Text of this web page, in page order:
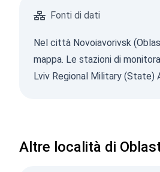
Fonti di dati
Nel città Novoiavorivsk
mappa. Le stazioni di
Lviv Regional Military (State)
Altre località di